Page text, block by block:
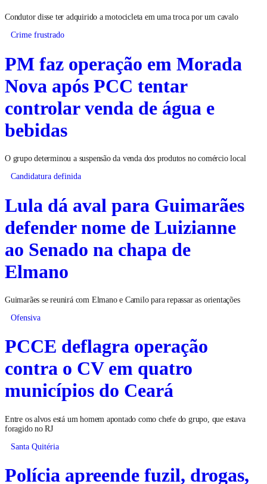
Condutor disse ter adquirido a motocicleta em uma troca por um cavalo
Crime frustrado
PM faz operação em Morada
Nova após PCC tentar
controlar venda de água e
bebidas
O grupo determinou a suspensão da venda dos produtos no comércio local
Candidatura definida
Lula dá aval para Guimarães
defender nome de Luizianne
ao Senado na chapa de
Elmano
Guimarães se reunirá com Elmano e Camilo para repassar as orientações
Ofensiva
PCCE deflagra operação
contra o CV em quatro
municípios do Ceará
Entre os alvos está um homem apontado como chefe do grupo, que estava
foragido no RJ
Santa Quitéria
Polícia apreende fuzil, drogas,